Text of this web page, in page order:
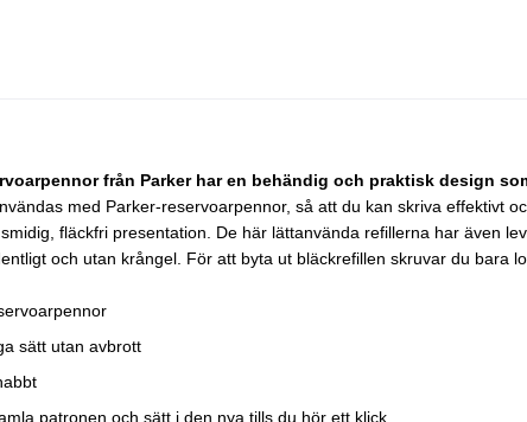
från Parker har en behändig och praktisk design
med Parker-reservoarpennor, så att du kan skriva effektivt
fläckfri presentation. De här lättanvända refillerna har även
och utan krångel. För att byta ut bläckrefillen skruvar du
sätt utan avbrott
patronen och sätt i den nya tills du hör ett klick